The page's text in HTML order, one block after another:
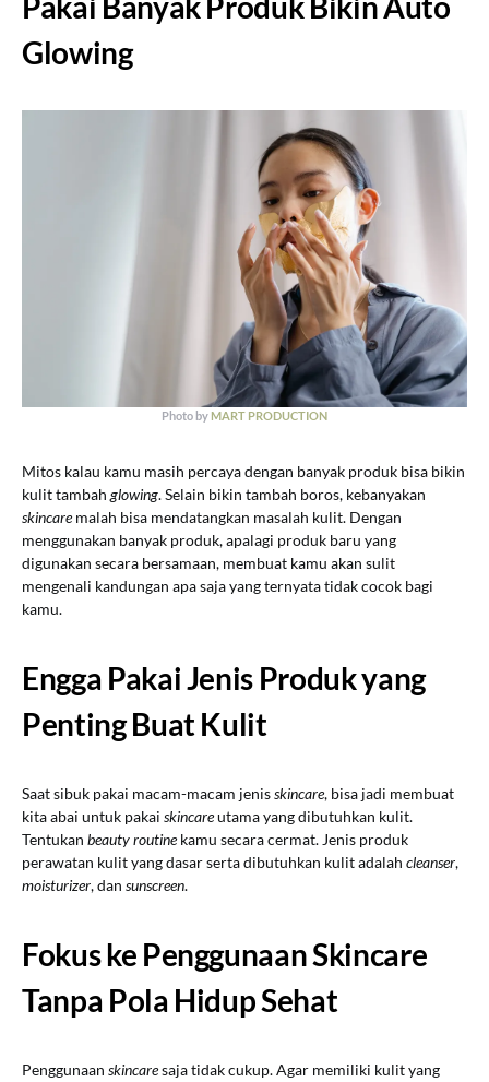
Glowing
Photo byMART PRODUCTION
Mitos kalau kamu masih percaya dengan banyak produk bisa bikin
kulit tambah glowing. Selain bikin tambah boros, kebanyakan
skincaremalah bisa mendatangkan masalah kulit. Dengan
menggunakan banyak produk, apalagi produk baru yang
digunakan secara bersamaan, membuat kamu akan sulit
mengenali kandungan apa saja yang ternyata tidak cocok bagi
kamu.
Engga Pakai Jenis Produk yang
Penting Buat Kulit
Saat sibuk pakai macam-macam jenisskincare, bisa jadi membuat
kita abai untuk pakai skincareutama yang dibutuhkan kulit.
Tentukan beauty routinekamu secara cermat. Jenis produk
perawatan kulit yang dasar serta dibutuhkan kulit adalah cleanser,
moisturizer, dan sunscreen.
Fokus ke Penggunaan Skincare
Tanpa Pola Hidup Sehat
Penggunaan skincaresaja tidak cukup. Agar memiliki kulit yang